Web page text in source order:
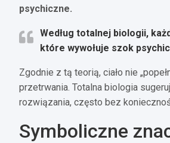
psychiczne.
Według totalnej biologii,
które wywołuje szok
Zgodnie z tą teorią, ciało nie
przetrwania. Totalna biologia
rozwiązania, często bez
Symboliczne